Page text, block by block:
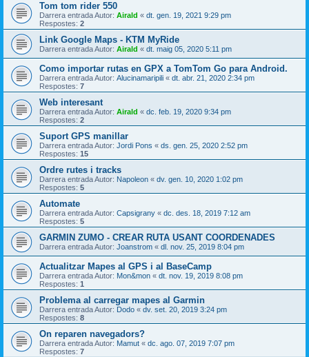
Tom tom rider 550
Darrera entrada Autor: Airald « dt. gen. 19, 2021 9:29 pm
Respostes: 2
Link Google Maps - KTM MyRide
Darrera entrada Autor: Airald « dt. maig 05, 2020 5:11 pm
Como importar rutas en GPX a TomTom Go para Android.
Darrera entrada Autor: Alucinamaripili « dt. abr. 21, 2020 2:34 pm
Respostes: 7
Web interesant
Darrera entrada Autor: Airald « dc. feb. 19, 2020 9:34 pm
Respostes: 2
Suport GPS manillar
Darrera entrada Autor: Jordi Pons « ds. gen. 25, 2020 2:52 pm
Respostes: 15
Ordre rutes i tracks
Darrera entrada Autor: Napoleon « dv. gen. 10, 2020 1:02 pm
Respostes: 5
Automate
Darrera entrada Autor: Capsigrany « dc. des. 18, 2019 7:12 am
Respostes: 5
GARMIN ZUMO - CREAR RUTA USANT COORDENADES
Darrera entrada Autor: Joanstrom « dl. nov. 25, 2019 8:04 pm
Actualitzar Mapes al GPS i al BaseCamp
Darrera entrada Autor: Mon&mon « dt. nov. 19, 2019 8:08 pm
Respostes: 1
Problema al carregar mapes al Garmin
Darrera entrada Autor: Dodo « dv. set. 20, 2019 3:24 pm
Respostes: 8
On reparen navegadors?
Darrera entrada Autor: Mamut « dc. ago. 07, 2019 7:07 pm
Respostes: 7